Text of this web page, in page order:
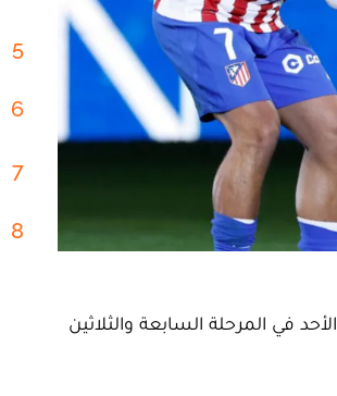
ضمِن إسبانيول بقاءه في دوري الدرجة الأولى الإسباني لكرة القدم بفوزه على أوساسونا 2-1 الأحد في المرحلة السابعة والثلاثين
5
6
7
8